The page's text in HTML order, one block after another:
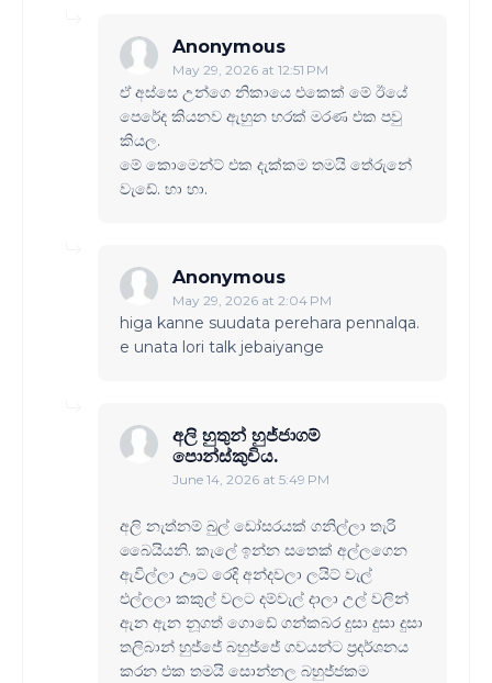
Anonymous
May 29, 2026 at 12:51 PM
ඒ අස්සෙ උන්ගෙ නිකායෙ එකෙක් මේ ඊයේ
පෙරේද කියනව ඇහුන හරක් මරණ එක පවු
කියල.
මේ කොමෙන්ට් එක දැක්කම තමයි තේරුනේ
වැඩේ. හා හා.
Anonymous
May 29, 2026 at 2:04 PM
higa kanne suudata perehara pennalqa.
e unata lori talk jebaiyange
අලි හුතුන් හුජ්ජාගම්
පොන්ස්කුචිය.
June 14, 2026 at 5:49 PM
අලි නැත්නම් බුල් ඩෝසරයක් ගනිල්ලා තැරි
බෛයියනි. කැලේ ඉන්න සතෙක් අල්ලගෙන
ඇවිල්ලා ඌට රෙදි අන්දවලා ලයිට් වැල්
එල්ලලා කකුල් වලට දම්වැල් දාලා උල් වලින්
ඇන ඇන නූගත් ගොඩේ ගන්කබර දුසා දුසා දුසා
තලිබාන් හුජ්ජේ බහුජ්ජේ ගවයන්ට ප්‍රදර්ශනය
කරන එක තමයි සොන්නල බහුජ්ජකම